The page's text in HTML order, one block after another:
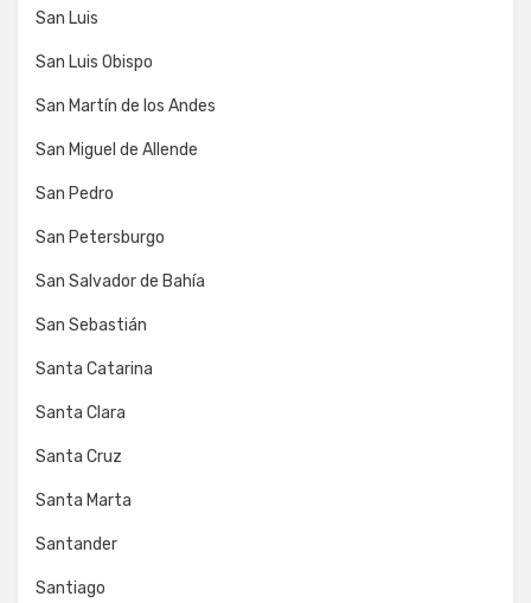
San Luis
San Luis Obispo
San Martín de los Andes
San Miguel de Allende
San Pedro
San Petersburgo
San Salvador de Bahía
San Sebastián
Santa Catarina
Santa Clara
Santa Cruz
Santa Marta
Santander
Santiago